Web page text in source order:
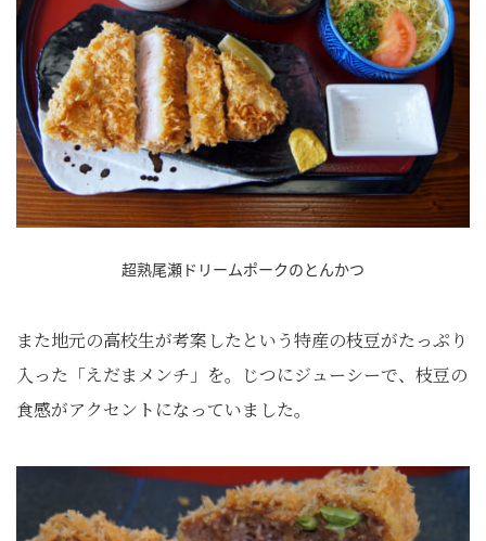
超熟尾瀬ドリームポークのとんかつ
また地元の高校生が考案したという特産の枝豆がたっぷり
入った「えだまメンチ」を。じつにジューシーで、枝豆の
食感がアクセントになっていました。